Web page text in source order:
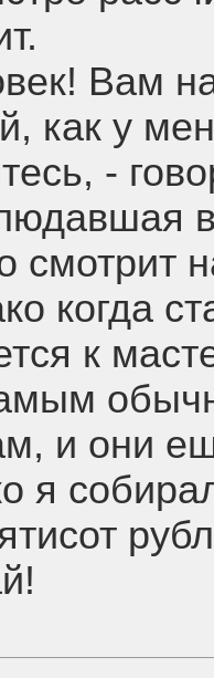
Вам
как у
-
смотрит
когда
к
и они
я